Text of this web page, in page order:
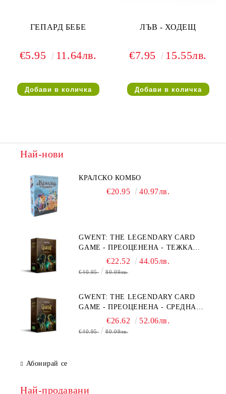
ГЕПАРД БЕБЕ
€5.95 11.64лв.
ЛЪВ - ХОДЕЩ
€7.95 15.55лв.
Най-нови
КРАЛСКО КОМБО
€20.95 40.97лв.
GWENT: THE LEGENDARY CARD
GAME - ПРЕОЦЕНЕНА - ТЕЖКА
ПОВРЕДА НА КУТИЯТА
€22.52 44.05лв.
€40.95 80.09лв.
GWENT: THE LEGENDARY CARD
GAME - ПРЕОЦЕНЕНА - СРЕДНА
ПОВРЕДА НА КУТИЯТА
€26.62 52.06лв.
€40.95 80.09лв.
Абонирай се
Най-продавани